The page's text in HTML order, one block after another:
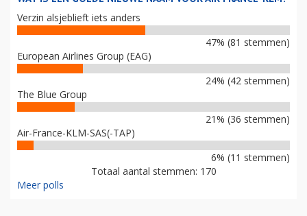
Verzin alsjeblieft iets anders
47% (81 stemmen)
European Airlines Group (EAG)
24% (42 stemmen)
The Blue Group
21% (36 stemmen)
Air-France-KLM-SAS(-TAP)
6% (11 stemmen)
Totaal aantal stemmen: 170
Meer polls